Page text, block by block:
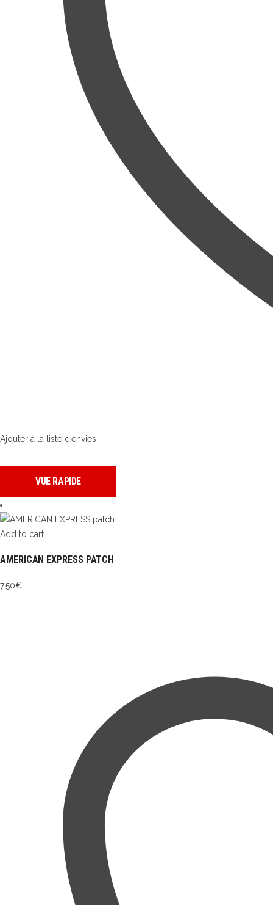
Ajouter à la liste d’envies
VUE RAPIDE
Add to cart
AMERICAN EXPRESS PATCH
7.50€